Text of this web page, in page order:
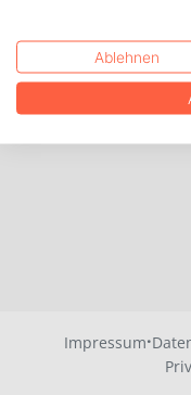
Impressum·
Ablehnen